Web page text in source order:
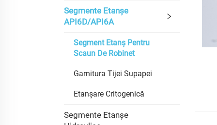
Segmente Etanșe
API6D/API6A
Segment Etanș Pentru
Scaun De Robinet
Garnitura Tijei Supapei
Etanșare Critogenică
Segmente Etanșe